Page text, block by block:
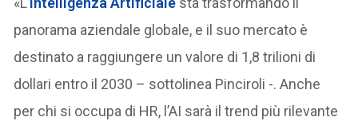
panorama aziendale globale, e il suo mercato è
destinato a raggiungere un valore di 1,8 trilioni di
dollari entro il 2030 – sottolinea Pinciroli -. Anche
per chi si occupa di HR, l’AI sarà il trend più rilevante